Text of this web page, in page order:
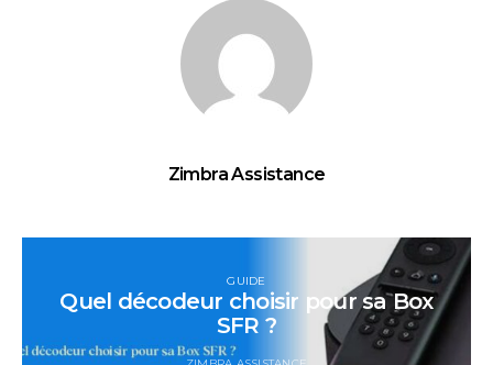
Zimbra Assistance
GUIDE
Quel décodeur choisir pour sa Box
SFR ?